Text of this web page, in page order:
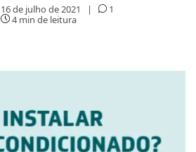
16 de julho de 2021 |
1
4 min de leitura